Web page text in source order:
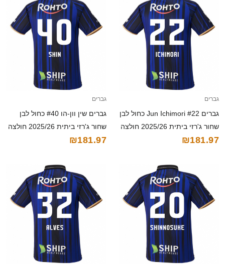
גברים
גברים Jun Ichimori #22 כחול לבן
שחור ג'רזי ביתית 2025/26 חולצה
קצרה
₪181.97
גברים
גברים שין וון-הו #40 כחול לבן
שחור ג'רזי ביתית 2025/26 חולצה
קצרה
₪181.97